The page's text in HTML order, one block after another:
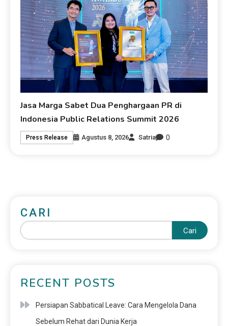
Jasa Marga Sabet Dua Penghargaan PR di
Indonesia Public Relations Summit 2026
Press Release Agustus 8, 2026 Satria 0
CARI
Cari
RECENT POSTS
Persiapan Sabbatical Leave: Cara Mengelola Dana
Sebelum Rehat dari Dunia Kerja